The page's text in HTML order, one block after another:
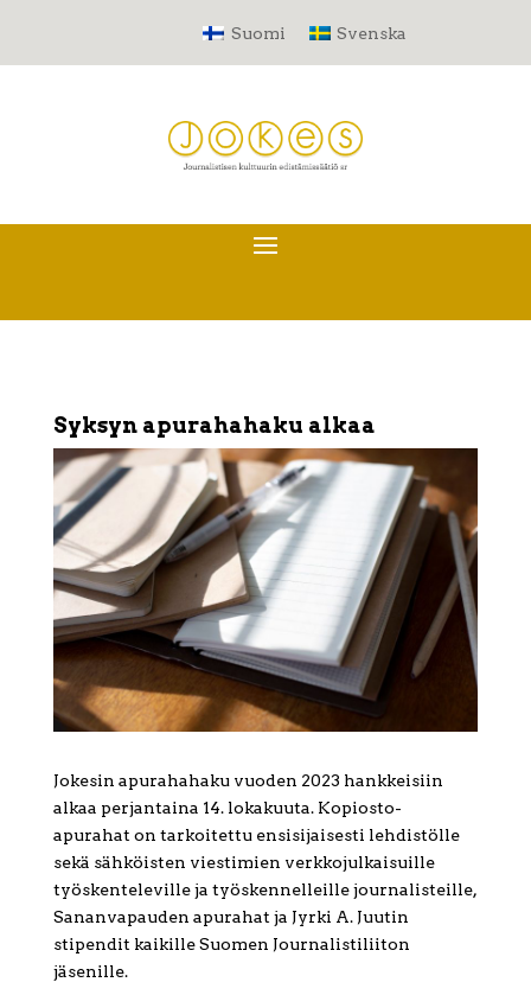
Suomi Svenska
Syksyn apurahahaku alkaa
Jokesin apurahahaku vuoden 2023 hankkeisiin
alkaa perjantaina 14. lokakuuta. Kopiosto-
apurahat on tarkoitettu ensisijaisesti lehdistölle
sekä sähköisten viestimien verkkojulkaisuille
työskenteleville ja työskennelleille journalisteille,
Sananvapauden apurahat ja Jyrki A. Juutin
stipendit kaikille Suomen Journalistiliiton
jäsenille.